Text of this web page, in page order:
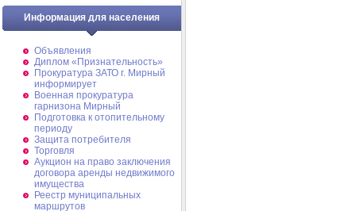
Информация для населения
Объявления
Диплом «Признательность»
Прокуратура ЗАТО г. Мирный
информирует
Военная прокуратура
гарнизона Мирный
Подготовка к отопительному
периоду
Защита потребителя
Торговля
Аукцион на право заключения
договора аренды недвижимого
имущества
Реестр муниципальных
маршрутов